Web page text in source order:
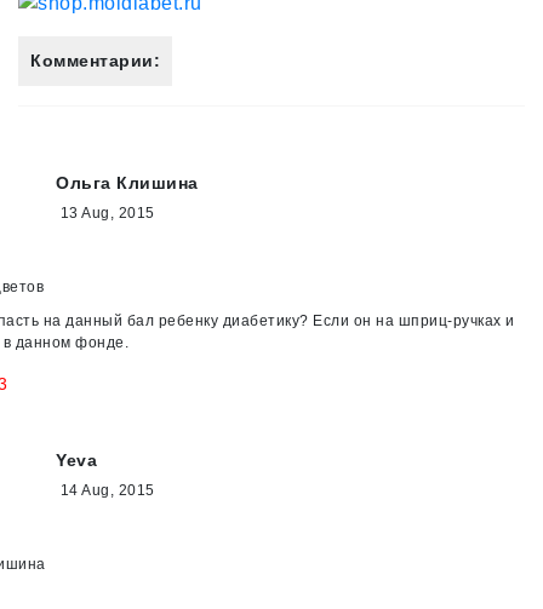
Комментарии:
Ольга Клишина
13 Aug, 2015
на данный бал ребенку диабетику? Если он на шприц-ручках и
данном фонде.
Yeva
14 Aug, 2015